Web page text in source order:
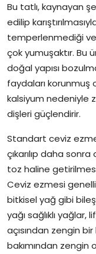
Bu tatlı, kaynayan
edilip
temperlenmediği
çok yumuşaktır. Bu
doğal yapısı
faydaları korunmuş
kalsiyum nedeniyle
dişleri güçlendirir.
Standart ceviz
çıkarılıp daha
toz haline
Ceviz ezmesi
bitkisel yağ gibi
yağı sağlıklı
açısından zengin
bakımından